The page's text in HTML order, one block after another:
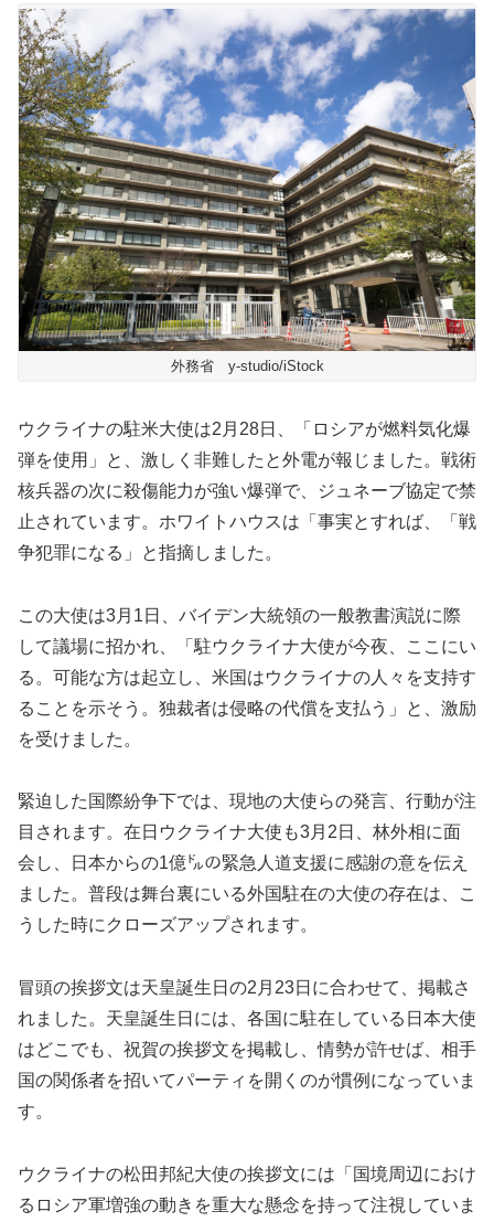
外務省 y-studio/iStock
ウクライナの駐米大使は2月28日、「ロシアが燃料気化爆
弾を使用」と、激しく非難したと外電が報じました。戦術
核兵器の次に殺傷能力が強い爆弾で、ジュネーブ協定で禁
止されています。ホワイトハウスは「事実とすれば、「戦
争犯罪になる」と指摘しました。
この大使は3月1日、バイデン大統領の一般教書演説に際
して議場に招かれ、「駐ウクライナ大使が今夜、ここにい
る。可能な方は起立し、米国はウクライナの人々を支持す
ることを示そう。独裁者は侵略の代償を支払う」と、激励
を受けました。
緊迫した国際紛争下では、現地の大使らの発言、行動が注
目されます。在日ウクライナ大使も3月2日、林外相に面
会し、日本からの1億㌦の緊急人道支援に感謝の意を伝え
ました。普段は舞台裏にいる外国駐在の大使の存在は、こ
うした時にクローズアップされます。
冒頭の挨拶文は天皇誕生日の2月23日に合わせて、掲載さ
れました。天皇誕生日には、各国に駐在している日本大使
はどこでも、祝賀の挨拶文を掲載し、情勢が許せば、相手
国の関係者を招いてパーティを開くのが慣例になっていま
す。
ウクライナの松田邦紀大使の挨拶文には「国境周辺におけ
るロシア軍増強の動きを重大な懸念を持って注視していま